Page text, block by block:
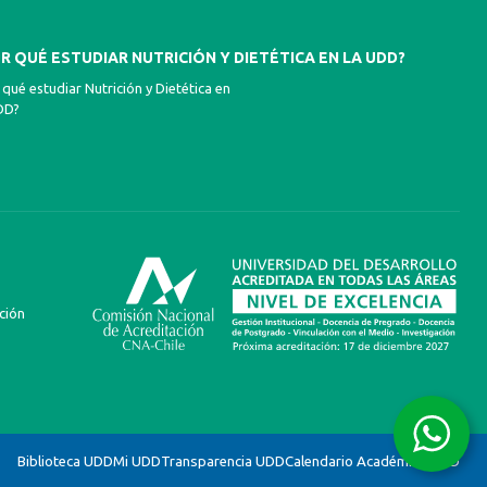
QUÉ ESTUDIAR NUTRICIÓN Y DIETÉTICA EN LA UDD?
qué estudiar Nutrición y Dietética en
Biblioteca UDDMi UDDTransparencia UDDCalendario Académico UDD